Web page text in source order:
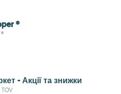
®
- Акції та знижки
TOV